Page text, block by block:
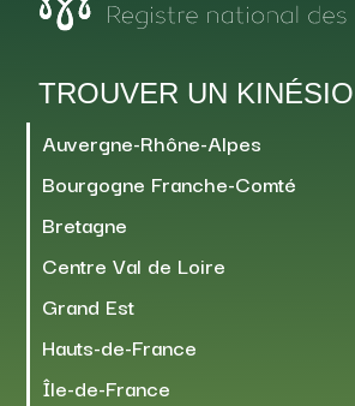
TROUVER UN
Auvergne-Rhône-Alpes
Bourgogne Franche-Comté
Bretagne
Centre Val de Loire
Grand Est
Hauts-de-France
Île-de-France